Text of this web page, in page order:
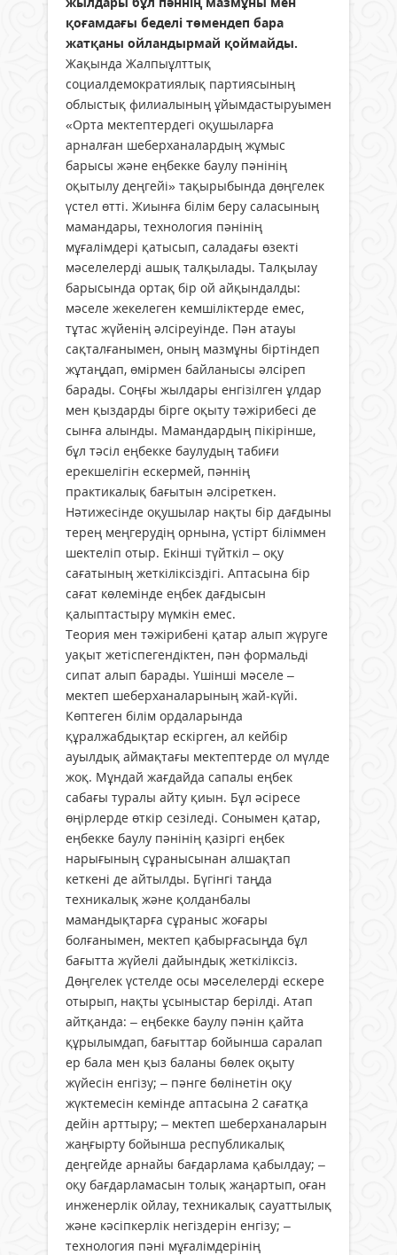
қоғамдағы беделі төмендеп бара
жатқаны ойландырмай қоймайды.
Жақында Жалпыұлттық
социалдемократиялық партиясының
облыстық филиалының ұйымдастыруымен
«Орта мектептердегі оқушыларға
арналған шеберханалардың жұмыс
барысы және еңбекке баулу пәнінің
оқытылу деңгейі» тақырыбында дөңгелек
үстел өтті. Жиынға білім беру саласының
мамандары, технология пәнінің
мұғалімдері қатысып, саладағы өзекті
мәселелерді ашық талқылады. Талқылау
барысында ортақ бір ой айқындалды:
мәселе жекелеген кемшіліктерде емес,
тұтас жүйенің әлсіреуінде. Пән атауы
сақталғанымен, оның мазмұны біртіндеп
жұтаңдап, өмірмен байланысы әлсіреп
барады. Соңғы жылдары енгізілген ұлдар
мен қыздарды бірге оқыту тәжірибесі де
сынға алынды. Мамандардың пікірінше,
бұл тәсіл еңбекке баулудың табиғи
ерекшелігін ескермей, пәннің
практикалық бағытын әлсіреткен.
Нәтижесінде оқушылар нақты бір дағдыны
терең меңгерудің орнына, үстірт біліммен
шектеліп отыр. Екінші түйткіл – оқу
сағатының жеткіліксіздігі. Аптасына бір
сағат көлемінде еңбек дағдысын
қалыптастыру мүмкін емес.
Теория мен тәжірибені қатар алып жүруге
уақыт жетіспегендіктен, пән формальді
сипат алып барады. Үшінші мәселе –
мектеп шеберханаларының жай-күйі.
Көптеген білім ордаларында
құралжабдықтар ескірген, ал кейбір
ауылдық аймақтағы мектептерде ол мүлде
жоқ. Мұндай жағдайда сапалы еңбек
сабағы туралы айту қиын. Бұл әсіресе
өңірлерде өткір сезіледі. Сонымен қатар,
еңбекке баулу пәнінің қазіргі еңбек
нарығының сұранысынан алшақтап
кеткені де айтылды. Бүгінгі таңда
техникалық және қолданбалы
мамандықтарға сұраныс жоғары
болғанымен, мектеп қабырғасыңда бұл
бағытта жүйелі дайындық жеткіліксіз.
Дөңгелек үстелде осы мәселелерді ескере
отырып, нақты ұсыныстар берілді. Атап
айтқанда: – еңбекке баулу пәнін қайта
құрылымдап, бағыттар бойынша саралап
ер бала мен қыз баланы бөлек оқыту
жүйесін енгізу; – пәнге бөлінетін оқу
жүктемесін кемінде аптасына 2 сағатқа
дейін арттыру; – мектеп шеберханаларын
жаңғырту бойынша республикалық
деңгейде арнайы бағдарлама қабылдау; –
оқу бағдарламасын толық жаңартып, оған
инженерлік ойлау, техникалық сауаттылық
және кәсіпкерлік негіздерін енгізу; –
технология пәні мұғалімдерінің